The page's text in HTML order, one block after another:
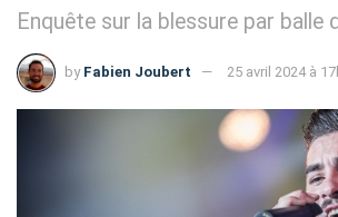
Enquête sur la blessure par balle
by Fabien Joubert 25 avril 2024 à